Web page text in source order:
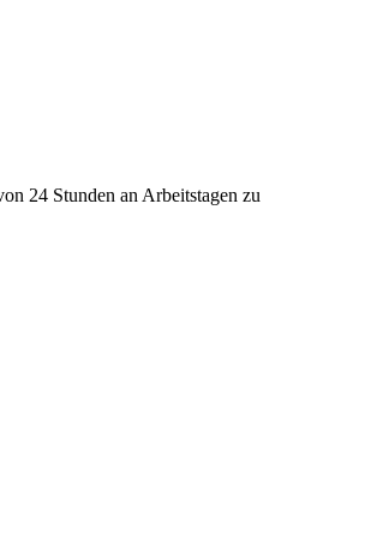
24 Stunden an Arbeitstagen zu